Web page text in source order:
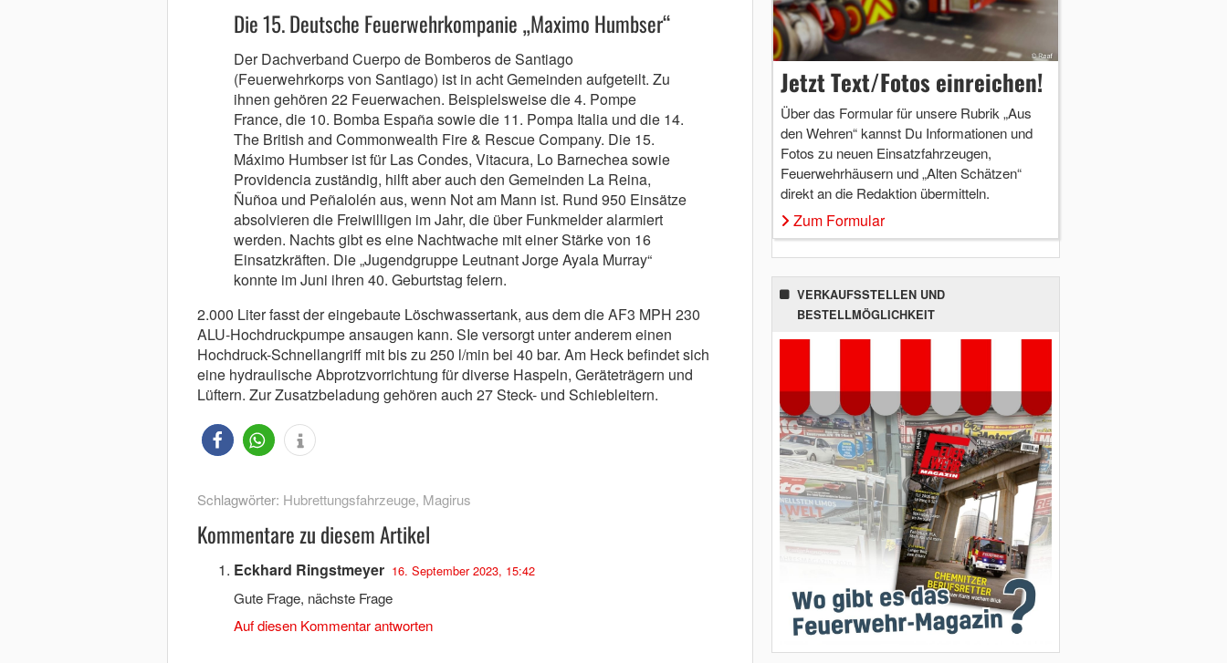
Die 15. Deutsche Feuerwehrkompanie „Maximo Humbser“
Der Dachverband Cuerpo de Bomberos de Santiago
(Feuerwehrkorps von Santiago) ist in acht Gemeinden aufgeteilt. Zu
ihnen gehören 22 Feuerwachen. Beispielsweise die 4. Pompe
France, die 10. Bomba España sowie die 11. Pompa Italia und die 14.
The British and Commonwealth Fire & Rescue Company. Die 15.
Máximo Humbser ist für Las Condes, Vitacura, Lo Barnechea sowie
Providencia zuständig, hilft aber auch den Gemeinden La Reina,
Ñuñoa und Peñalolén aus, wenn Not am Mann ist. Rund 950 Einsätze
absolvieren die Freiwilligen im Jahr, die über Funkmelder alarmiert
werden. Nachts gibt es eine Nachtwache mit einer Stärke von 16
Einsatzkräften. Die „Jugendgruppe Leutnant Jorge Ayala Murray“
konnte im Juni ihren 40. Geburtstag feiern.
2.000 Liter fasst der eingebaute Löschwassertank, aus dem die AF3 MPH 230
ALU-Hochdruckpumpe ansaugen kann. SIe versorgt unter anderem einen
Hochdruck-Schnellangriff mit bis zu 250 l/min bei 40 bar. Am Heck befindet sich
eine hydraulische Abprotzvorrichtung für diverse Haspeln, Geräteträgern und
Lüftern. Zur Zusatzbeladung gehören auch 27 Steck- und Schiebleitern.
Schlagwörter: Hubrettungsfahrzeuge, Magirus
Kommentare zu diesem Artikel
Eckhard Ringstmeyer 16. September 2023, 15:42
Gute Frage, nächste Frage
Auf diesen Kommentar antworten
Jetzt Text/Fotos einreichen!
Über das Formular für unsere Rubrik „Aus
den Wehren“ kannst Du Informationen und
Fotos zu neuen Einsatzfahrzeugen,
Feuerwehrhäusern und „Alten Schätzen“
direkt an die Redaktion übermitteln.
Zum Formular
VERKAUFSSTELLEN UND
BESTELLMÖGLICHKEIT